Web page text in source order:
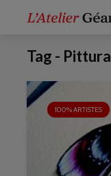
Tag - Pittura
100% ARTISTES